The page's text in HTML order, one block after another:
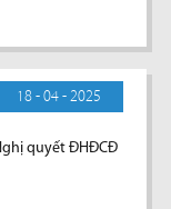
18 - 04 - 2025
quyết ĐHĐCĐ